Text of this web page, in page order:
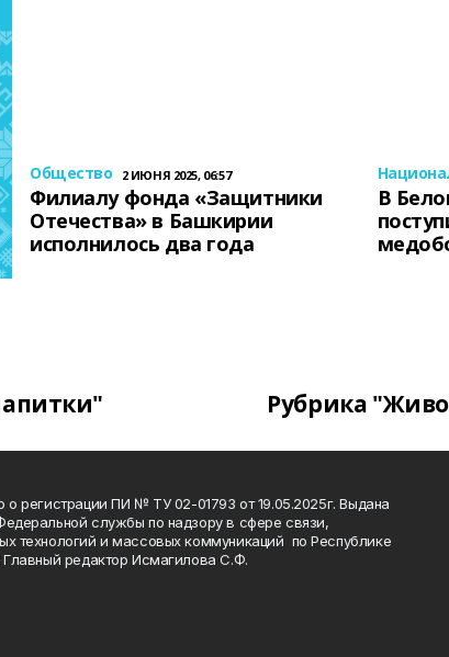
Общество 2 ИЮНЯ 2025, 06:57
Филиалу фонда «Защитники
Отечества» в Башкирии
исполнилось два года
В
Рубрика
о регистрации ПИ № ТУ 02-01793 от 19.05.2025г. Выдана
службы по надзору в сфере связи,
технологий и массовых коммуникаций по Республике
Главный редактор Исмагилова С.Ф.